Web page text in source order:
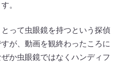
。
って虫眼鏡を持つという探偵
が、動画を観終わったころに
か虫眼鏡ではなくハンディフ